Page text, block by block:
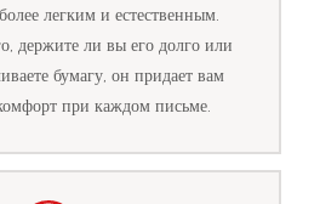
легким и естественным.
держите ли вы его долго или
бумагу, он придает вам
при каждом письме.